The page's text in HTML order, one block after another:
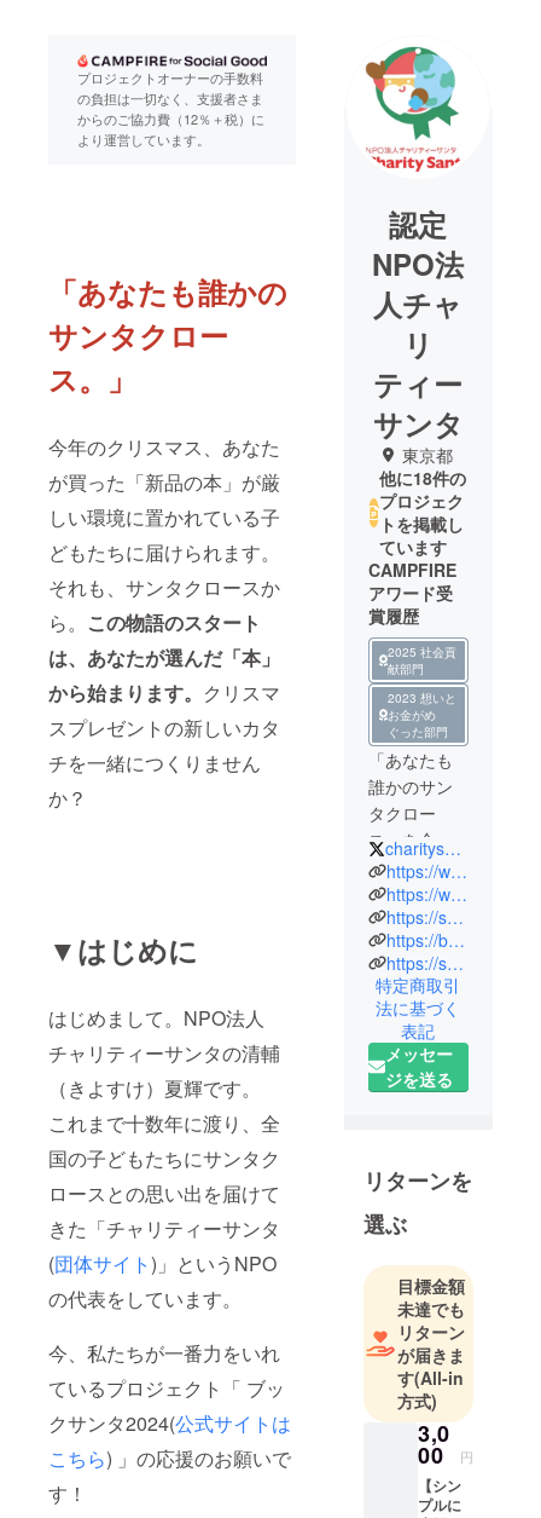
プロジェクトオーナーの手数料
の負担は一切なく、支援者さま
からのご協力費（12％＋税）に
より運営しています。
「あなたも誰かの
サンタクロー
ス。」
今年のクリスマス、あなた
が買った「新品の本」が厳
しい環境に置かれている子
どもたちに届けられます。
それも、サンタクロースか
ら。 この物語のスタート
は、あなたが選んだ「本」
から始まります。 クリスマ
スプレゼントの新しいカタ
チを一緒につくりません
か？
▼はじめに
はじめまして。NPO法人
チャリティーサンタの清輔
（きよすけ）夏輝です。
これまで十数年に渡り、全
国の子どもたちにサンタク
ロースとの思い出を届けて
きた「チャリティーサンタ
(団体サイト)」というNPO
の代表をしています。
今、私たちが一番力をいれ
ているプロジェクト「 ブッ
クサンタ2024(公式サイトは
こちら) 」の応援のお願いで
す！
認定
NPO法
人チャ
リ
ティー
サンタ
東京都
他に18件の
プロジェク
トを掲載し
ています
CAMPFIRE
アワード受
賞履歴
2025 社会貢
献部門
2023 想いと
お金がめ
ぐった部門
「あなたも
誰かのサン
タクロー
ス」を合言
葉に様々な
活動を行っ
ています
（詳細は下
部のURLを
参照）
ミッショ
ン：子ども
たちに愛さ
ン ：子ど
ものために
大人が手を
取り合う社
会をつくる
■団体の歴史
2008 団体
発足・サン
タ活動開始
2011 被災
地支援開始
2014 NPO
charitysanta14
https://www.charity-santa.com/
https://www.instagram.com/charity__santa/
https://sharecake.charity-santa.com/
https://booksanta.charity-santa.com/
https://sharecinema.charity-santa.com
特定商取引
法に基づく
表記
メッセー
ジを送る
リターンを
選ぶ
目標金額
未達でも
リターン
が届きま
す(All-in
方式)
3,0
00 円
【シン
プルに